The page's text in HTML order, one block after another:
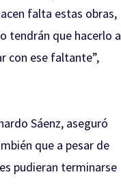
falta estas obras,
tendrán que hacerlo a
con ese faltante”,
Sáenz, aseguró
que a pesar de
pudieran terminarse